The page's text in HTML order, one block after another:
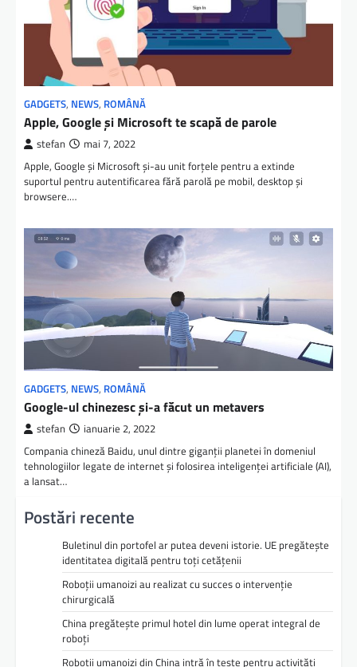
GADGETS, NEWS, ROMÂNĂ
Apple, Google şi Microsoft te scapă de parole
stefan mai 7, 2022
Apple, Google și Microsoft și-au unit forțele pentru a extinde
suportul pentru autentificarea fără parolă pe mobil, desktop și
browsere.…
GADGETS, NEWS, ROMÂNĂ
Google-ul chinezesc şi-a făcut un metavers
stefan ianuarie 2, 2022
Compania chineză Baidu, unul dintre giganţii planetei în domeniul
tehnologiilor legate de internet şi folosirea inteligenţei artificiale (AI),
a lansat…
Postări recente
Buletinul din portofel ar putea deveni istorie. UE pregătește
identitatea digitală pentru toți cetățenii
Roboții umanoizi au realizat cu succes o intervenție
chirurgicală
China pregătește primul hotel din lume operat integral de
roboți
Roboții umanoizi din China intră în teste pentru activități